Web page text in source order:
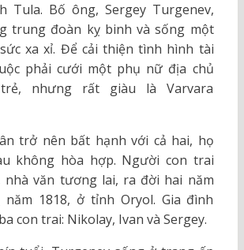
Tula. Bố ông, Sergey Turgenev,
trung đoàn kỵ binh và sống một
xa xỉ. Để cải thiện tình hình tài
phải cưới một phụ nữ địa chủ
nhưng rất giàu là Varvara
trở nên bất hạnh với cả hai, họ
không hòa hợp. Người con trai
nhà văn tương lai, ra đời hai năm
1818, ở tỉnh Oryol. Gia đình
con trai: Nikolay, Ivan và Sergey.